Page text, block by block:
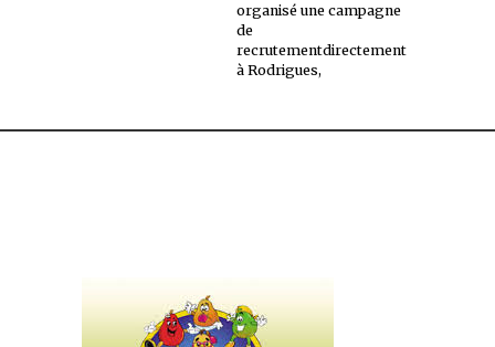
organisé une campagne
de
recrutementdirectement
à Rodrigues,